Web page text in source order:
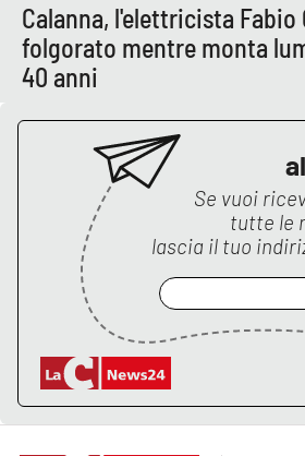
Lactv.it
Laconair.it
Lacitymag.it
Lacapitalenews.it
Ilreggino.it
Cosenzachannel.it
Ilvibonese.it
Catanzarochannel.it
Calanna, l'elettricista Fabio
folgorato mentre monta
40 anni
Se vuoi
tutte le
lascia il tuo